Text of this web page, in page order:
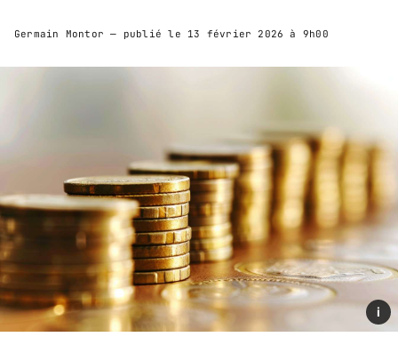
Germain Montor — publié le 13 février 2026 à 9h00
i